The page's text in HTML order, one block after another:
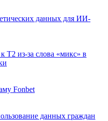
данных для ИИ-
Т2 из-за слова «микс» в
Fonbet
данных граждан